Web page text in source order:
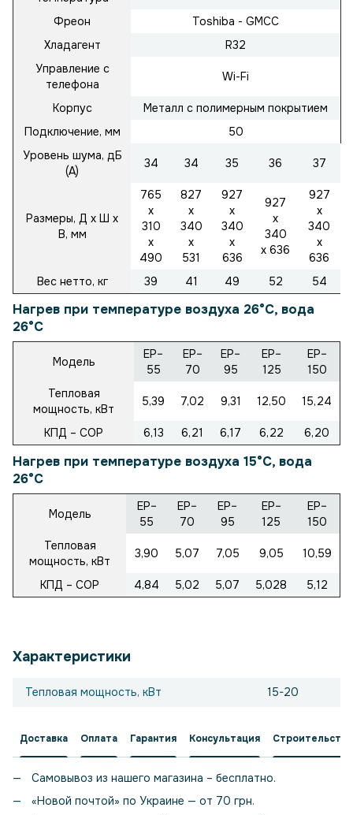
Фреон
Toshiba - GMCC
Хладагент
R32
Управление с
телефона
Wi-Fi
Корпус
Металл с полимерным покрытием
Подключение, мм
50
Уровень шума, дБ
(А)
34 34 35 36 37
Размеры, Д х Ш х
В, мм
765
x
310
x
490
827
x
340
x
531
927
x
340
x
636
927
x
340
x 636
927
x
340
x
636
Вес нетто, кг
39 41 49 52 54
Нагрев при температуре воздуха 26°C, вода
26°C
Модель
EP–
55
EP–
70
EP–
95
EP–
125
EP–
150
Тепловая
мощность, кВт
5,39 7,02 9,31 12,50 15,24
КПД – COP 6,13 6,21 6,17 6,22 6,20
Нагрев при температуре воздуха 15°C, вода
26°C
Модель
EP–
55
EP–
70
EP–
95
EP–
125
EP–
150
Тепловая
мощность, кВт
3,90 5,07 7,05 9,05 10,59
КПД – COP 4,84 5,02 5,07 5,028 5,12
Характеристики
Тепловая мощность, кВт 15-20
Доставка Оплата Гарантия Консультация Строительство
Самовывоз из нашего магазина – бесплатно.
«Новой почтой» по Украине — от 70 грн.